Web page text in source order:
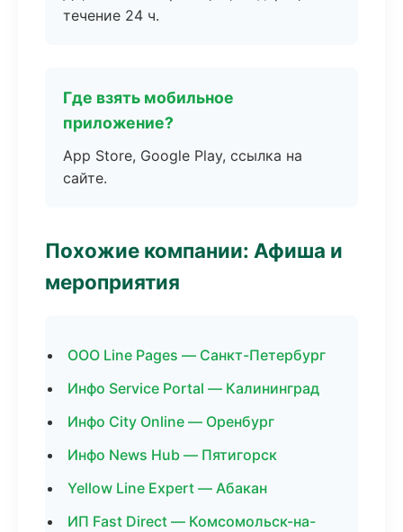
течение 24 ч.
Где взять мобильное
приложение?
App Store, Google Play, ссылка на
сайте.
Похожие компании: Афиша и
мероприятия
ООО Line Pages — Санкт-Петербург
Инфо Service Portal — Калининград
Инфо City Online — Оренбург
Инфо News Hub — Пятигорск
Yellow Line Expert — Абакан
ИП Fast Direct — Комсомольск-на-